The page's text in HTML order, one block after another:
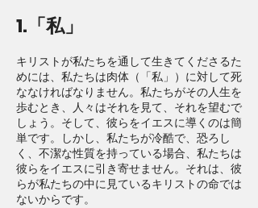
1.「私」
キリストが私たちを通して生きてくださるた
めには、私たちは肉体（「私」）に対して死
ななければなりません。私たちがその人生を
歩むとき、人々はそれを見て、それを望むで
しょう。そして、彼らをイエスに導くのは簡
単です。しかし、私たちが冷酷で、恐ろし
く、不潔な性質を持っている場合、私たちは
彼らをイエスに引き寄せません。それは、彼
らが私たちの中に見ているキリストの命では
ないからです。